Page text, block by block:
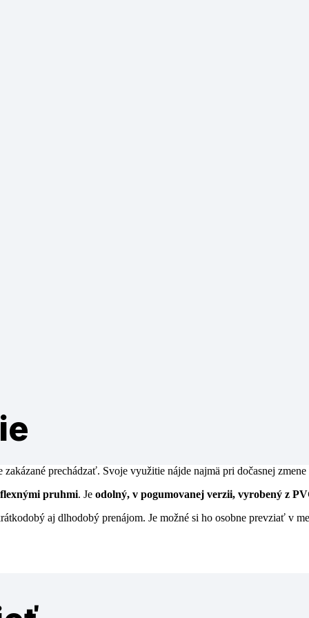
prechádzať. Svoje využitie nájde najmä pri dočasnej
pruhmi. Je odolný, v pogumovanej verzii, vyrobený z
aj dlhodobý prenájom. Je možné si ho osobne prevziať v